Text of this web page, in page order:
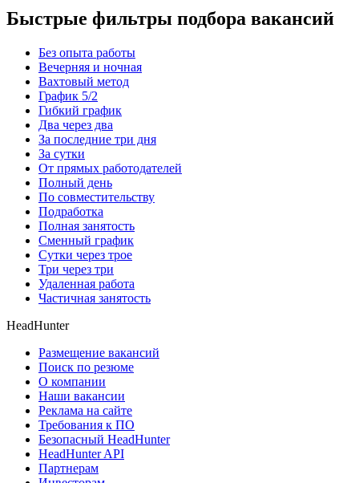
Быстрые фильтры подбора вакансий
Без опыта работы
Вечерняя и ночная
Вахтовый метод
График 5/2
Гибкий график
Два через два
За последние три дня
За сутки
От прямых работодателей
Полный день
По совместительству
Подработка
Полная занятость
Сменный график
Сутки через трое
Три через три
Удаленная работа
Частичная занятость
HeadHunter
Размещение вакансий
Поиск по резюме
О компании
Наши вакансии
Реклама на сайте
Требования к ПО
Безопасный HeadHunter
HeadHunter API
Партнерам